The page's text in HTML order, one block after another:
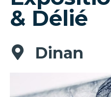
& Délié
Dinan